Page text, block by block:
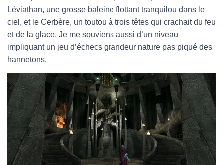
Léviathan, une grosse baleine flottant tranquilou dans le
ciel, et le Cerbère, un toutou à trois têtes qui crachait du feu
et de la glace. Je me souviens aussi d’un niveau
impliquant un jeu d’échecs grandeur nature pas piqué des
hannetons.